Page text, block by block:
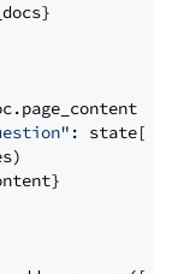
: state[